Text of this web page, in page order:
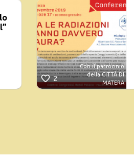
2
Con il patrocinio
della CITTÀ DI
MATERA